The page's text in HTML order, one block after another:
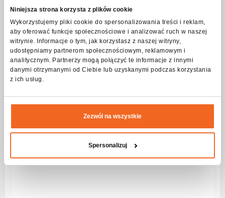
Niniejsza strona korzysta z plików cookie
Wykorzystujemy pliki cookie do spersonalizowania treści i reklam,
aby oferować funkcje społecznościowe i analizować ruch w naszej
witrynie. Informacje o tym, jak korzystasz z naszej witryny,
udostępniamy partnerom społecznościowym, reklamowym i
analitycznym. Partnerzy mogą połączyć te informacje z innymi
danymi otrzymanymi od Ciebie lub uzyskanymi podczas korzystania
z ich usług.
Zezwól na wszystkie
Spersonalizuj
Serie:Connect
Ver más